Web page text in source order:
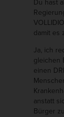
Du hast
damit es
Ja, ich
gleichen
einen
anstatt
Bürger